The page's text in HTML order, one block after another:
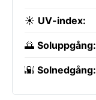
☀️ UV-index:
🌅 Soluppgång:
🌇 Solnedgång: